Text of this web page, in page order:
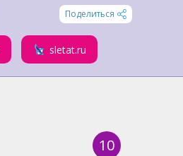
Поделиться
sletat.ru
10